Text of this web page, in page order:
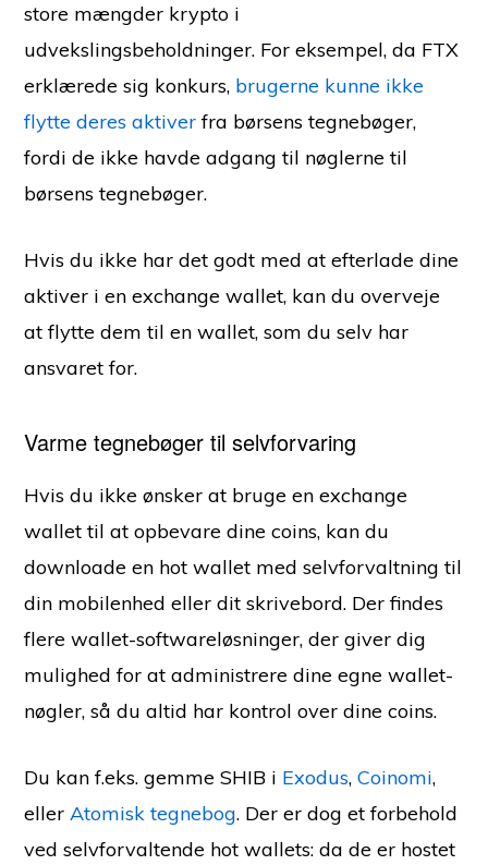
store mængder krypto i
udvekslingsbeholdninger. For eksempel, da FTX
erklærede sig konkurs, brugerne kunne ikke
flytte deres aktiverfra børsens tegnebøger,
fordi de ikke havde adgang til nøglerne til
børsens tegnebøger.
Hvis du ikke har det godt med at efterlade dine
aktiver i en exchange wallet, kan du overveje
at flytte dem til en wallet, som du selv har
ansvaret for.
Varme tegnebøger til selvforvaring
Hvis du ikke ønsker at bruge en exchange
wallet til at opbevare dine coins, kan du
downloade en hot wallet med selvforvaltning til
din mobilenhed eller dit skrivebord. Der findes
flere wallet-softwareløsninger, der giver dig
mulighed for at administrere dine egne wallet-
nøgler, så du altid har kontrol over dine coins.
Du kan f.eks. gemme SHIB i Exodus,Coinomi,
ellerAtomisk tegnebog. Der er dog et forbehold
ved selvforvaltende hot wallets: da de er hostet